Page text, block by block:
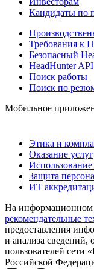
Кандидаты по
Требования к
Безопасный
HeadHunter API
Поиск работы
Поиск по
Мобильное
Этика и
Оказание услуг
Использование
Защита
ИТ
На информационном
рекомендательные
предоставления
и анализа сведений,
пользователей сети
Российской